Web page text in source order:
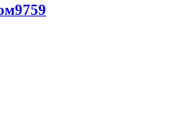
9759